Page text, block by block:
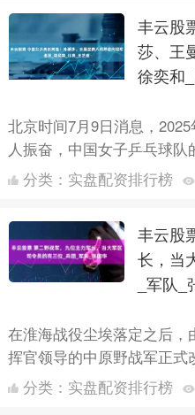
丰云股
莎、王
徐奕和
北京时间7月9日消息，
人振奋，中国女子乒乓球
首轮阶段，世界排名第一的
分类： 实盘配资排行榜
丰云股
长，当
_军队
在淮海战役尘埃落定之后
挥官领导的中原野战军正式
立的军队下辖三个兵团，每
成了九个主....
分类： 实盘配资排行榜